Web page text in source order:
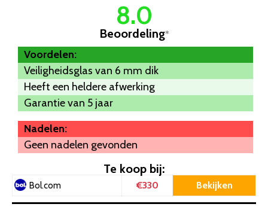
8.0
Beoordeling*
Voordelen:
Veiligheidsglas van 6 mm dik
Heeft een heldere afwerking
Garantie van 5 jaar
Nadelen:
Geen nadelen gevonden
Te koop bij:
Bol.com €330 Bekijken